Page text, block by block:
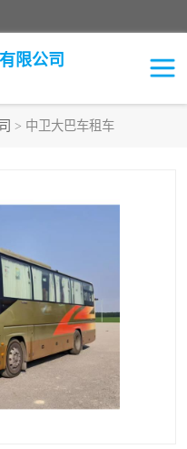
限公司
> 中卫大巴车租车